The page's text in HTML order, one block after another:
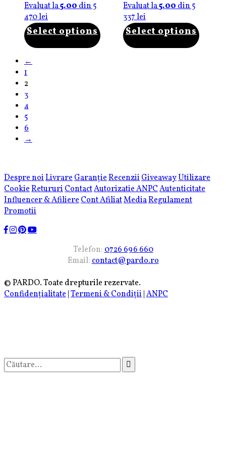
Evaluat la5.00din 5
470lei
Select options
Evaluat la5.00din 5
337lei
Select options
←
1
2
3
4
5
6
→
Despre noiLivrareGaranțieRecenziiGiveawayUtilizare
CookieRetururiContactAutorizatie ANPCAutenticitate
Influencer & AfiliereCont AfiliatMediaRegulament
Promotii
Telefon:0726 696 660
Email:contact@pardo.ro
© PARDO. Toate drepturile rezervate.
Confidențialitate Termeni & Condiții ANPC
Caută
după: